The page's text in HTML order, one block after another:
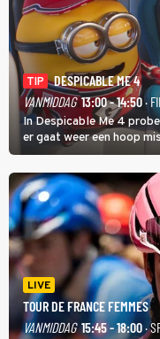
TIP
DESPICABLE ME 4
VANMIDDAG 13:00 - 14:50·
In Despicable Me 4
er gaat weer een hoop
LIVE
TOUR DE FRANCE FEMMES
VANMIDDAG 15:45 - 18:00·